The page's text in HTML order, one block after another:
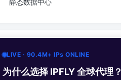
LIVE · 90.4M+ IPs ONLINE
为什么选择 IPFLY 全球代理？